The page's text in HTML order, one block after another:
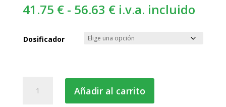
41.75 € - 56.63 €Rango
precios:
hasta
56.63 €
i.v.a. incluido
Dosificador
desengrasante
Añadir al carrito